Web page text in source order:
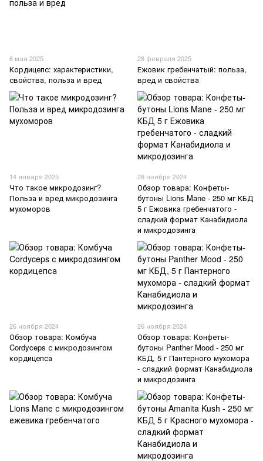
6 мая 2025
Кордицепс: характеристики,
свойства, польза и вред
28 февраля 2025
Ежовик гребенчатый: польза,
вред и свойства
14 января 2025
Что такое микродозинг?
Польза и вред микродозинга
мухоморов
28 ноября 2024
Обзор товара: Конфеты-
бутоны Lions Mane - 250 мг КБД
5 г Ежовика гребенчатого -
сладкий формат Канабидиола
и микродозинга
26 ноября 2024
Обзор товара: Комбуча
Cordyceps с микродозингом
кордицепса
26 ноября 2024
Обзор товара: Конфеты-
бутоны Panther Mood - 250 мг
КБД, 5 г Пантерного мухомора
- сладкий формат Канабидиола
и микродозинга